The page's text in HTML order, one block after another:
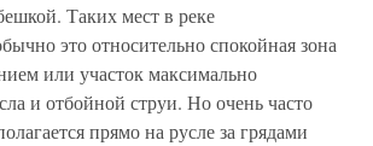
Таких мест в реке
это относительно спокойная зона
или участок максимально
и отбойной струи. Но очень часто
прямо на русле за грядами